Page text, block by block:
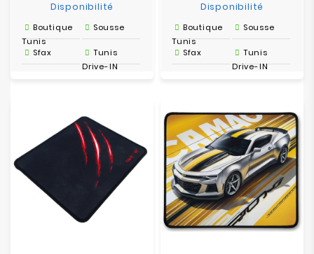
Disponibilité
Boutique
Tunis
Sousse
Sfax
Tunis
Drive-IN
Disponibilité
Boutique
Tunis
Sousse
Sfax
Tunis
Drive-IN